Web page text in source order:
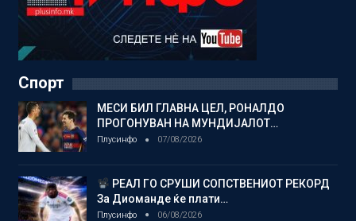
Спорт
МЕСИ БИЛ ГЛАВНА ЦЕЛ, РОНАЛДО
ПРОГОНУВАН НА МУНДИЈАЛОТ…
Плусинфо 07/08/2026
РЕАЛ ГО СРУШИ СОПСТВЕНИОТ РЕКОРД
За Диоманде ќе плати…
Плусинфо 06/08/2026